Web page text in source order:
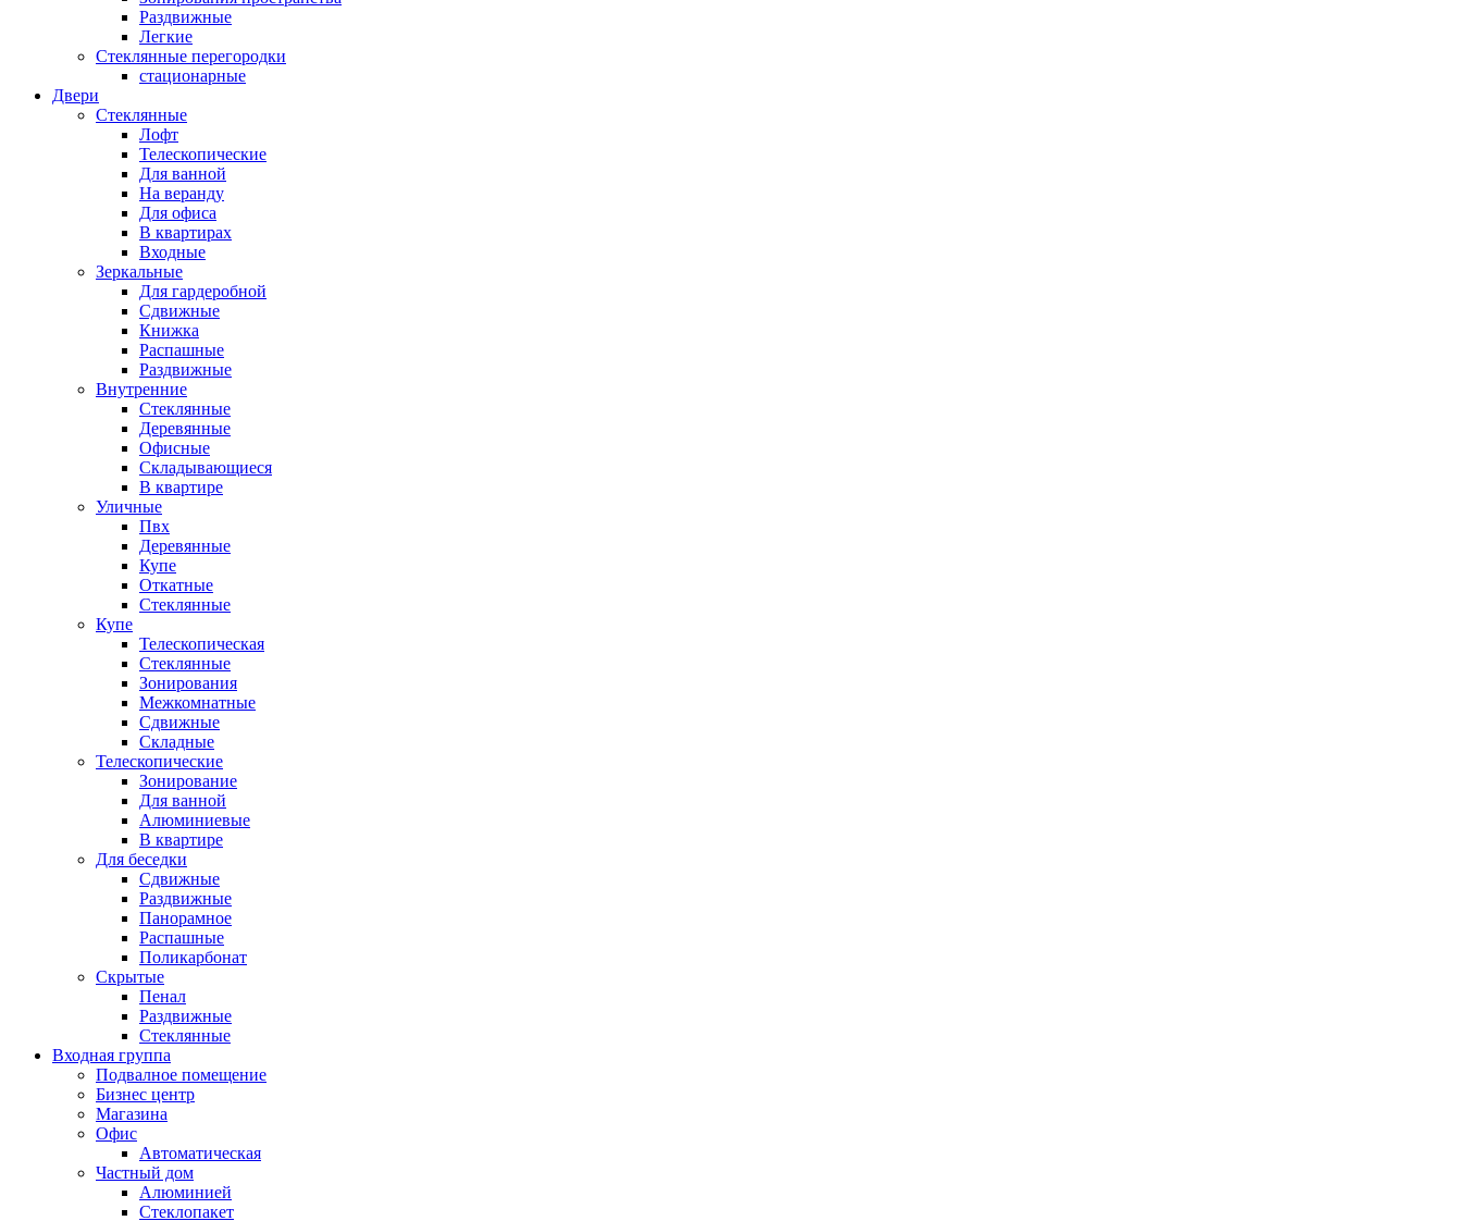
Раздвижные
Легкие
Стеклянные перегородки
стационарные
Двери
Стеклянные
Лофт
Телескопические
Для ванной
На веранду
Для офиса
В квартирах
Входные
Зеркальные
Для гардеробной
Сдвижные
Книжка
Распашные
Раздвижные
Внутренние
Стеклянные
Деревянные
Офисные
Складывающиеся
В квартире
Уличные
Пвх
Деревянные
Купе
Откатные
Стеклянные
Купе
Телескопическая
Стеклянные
Зонирования
Межкомнатные
Сдвижные
Складные
Телескопические
Зонирование
Для ванной
Алюминиевые
В квартире
Для беседки
Сдвижные
Раздвижные
Панорамное
Распашные
Поликарбонат
Скрытые
Пенал
Раздвижные
Стеклянные
Входная группа
Подвалное помещение
Бизнес центр
Магазина
Офис
Автоматическая
Частный дом
Алюминией
Стеклопакет